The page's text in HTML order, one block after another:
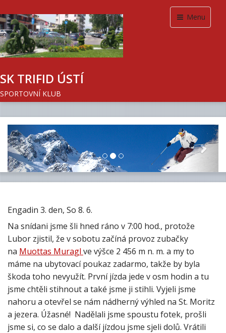
Menu
SK TRIFID ÚSTÍ
SPORTOVNÍ KLUB
Previous Next
Engadin 3. den, So 8. 6.
Na snídani jsme šli hned ráno v 7:00 hod., protože
Lubor zjistil, že v sobotu začíná provoz zubačky
na Muottas Muragl ve výšce 2 456 m n. m. a my to
máme na ubytovací poukaz zadarmo, takže by byla
škoda toho nevyužít. První jízda jede v osm hodin a tu
jsme chtěli stihnout a také jsme ji stihli. Vyjeli jsme
nahoru a otevřel se nám nádherný výhled na St. Moritz
a jezera. Úžasné! Nadělali jsme spoustu fotek, prošli
jsme si, co se dalo a další jízdou jsme sjeli dolů. Vrátili